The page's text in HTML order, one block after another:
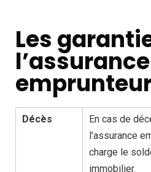
Les
l’assurance
Décès
En cas de
l’assurance
charge le
immobilier.